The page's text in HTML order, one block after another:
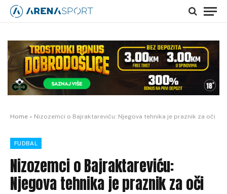
Home » Nizozemci o Bajraktareviću: Njegova tehnika je praznik za oči
FUDBAL
Nizozemci o Bajraktareviću:
Njegova tehnika je praznik za oči